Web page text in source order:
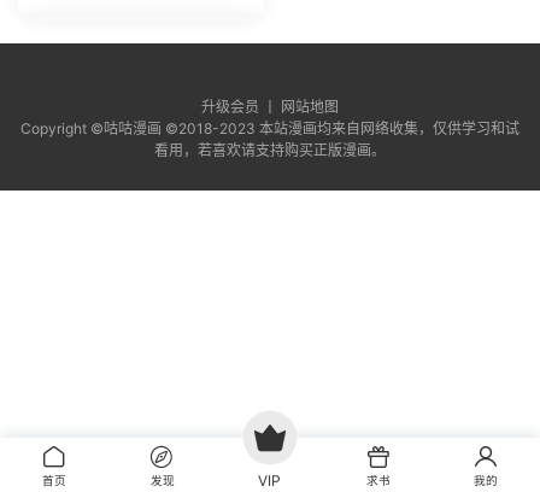
升级会员 丨
网站地图
Copyright ©咕咕漫画 ©2018-2023 本站漫画均来自网络收集，仅供学习和试
看用，若喜欢请支持购买正版漫画。
首页 发现 VIP 求书 我的